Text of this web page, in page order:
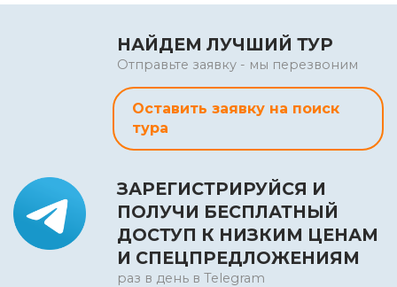
НАЙДЕМ ЛУЧШИЙ ТУР
Отправьте заявку - мы перезвоним
Оставить заявку на поиск
тура
ЗАРЕГИСТРИРУЙСЯ И
ПОЛУЧИ БЕСПЛАТНЫЙ
ДОСТУП К НИЗКИМ ЦЕНАМ
И СПЕЦПРЕДЛОЖЕНИЯМ
раз в день в Telegram